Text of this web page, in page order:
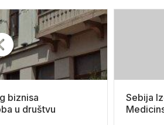
biznisa
u društvu
Sebija